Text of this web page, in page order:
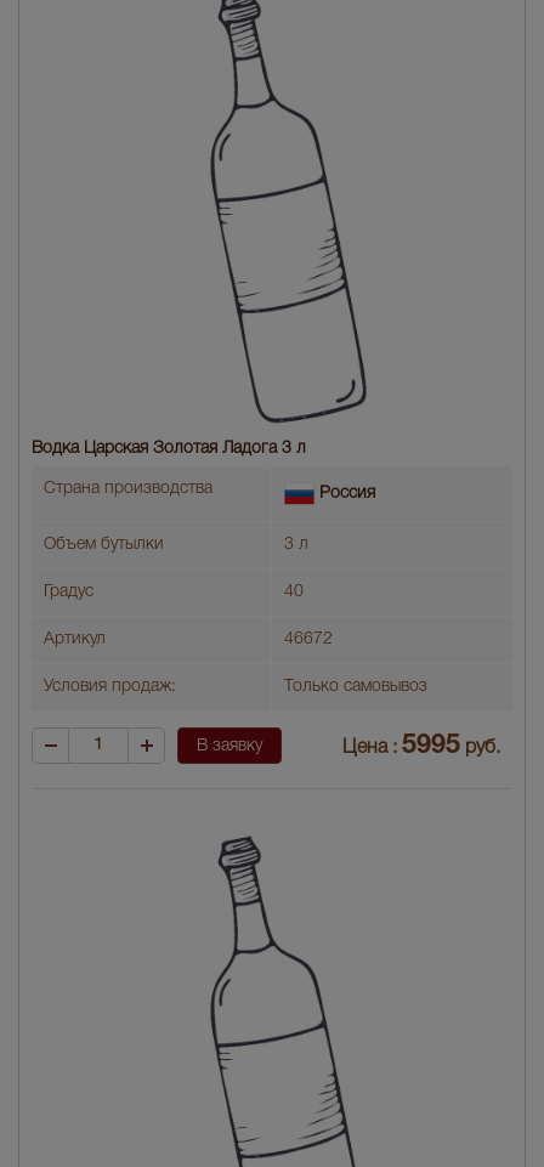
Водка Царская Золотая Ладога 3 л
Страна производства Россия
Объем бутылки 3 л
Градус 40
Артикул 46672
Условия продаж: Только самовывоз
В заявку Цена : 5995 руб.